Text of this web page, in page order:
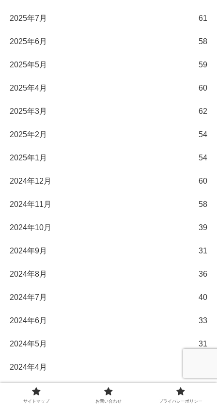
2025年7月 61
2025年6月 58
2025年5月 59
2025年4月 60
2025年3月 62
2025年2月 54
2025年1月 54
2024年12月 60
2024年11月 58
2024年10月 39
2024年9月 31
2024年8月 36
2024年7月 40
2024年6月 33
2024年5月 31
2024年4月
2024年3月
サイトマップ お問い合わせ プライバシーポリシー